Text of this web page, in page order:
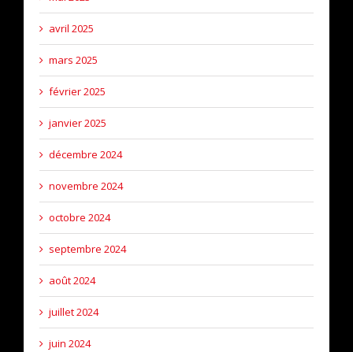
avril 2025
mars 2025
février 2025
janvier 2025
décembre 2024
novembre 2024
octobre 2024
septembre 2024
août 2024
juillet 2024
juin 2024